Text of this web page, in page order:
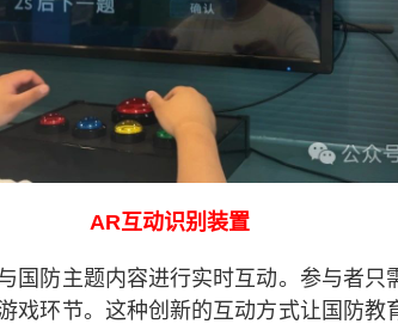
AR互动识别装置
国防主题内容进行实时互动。参与者只
戏环节。这种创新的互动方式让国防教